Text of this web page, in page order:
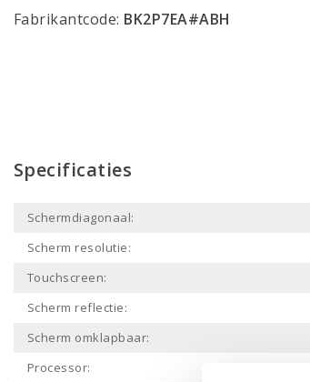
Fabrikantcode: BK2P7EA#ABH
Specificaties
Schermdiagonaal:
Scherm resolutie:
Touchscreen:
Scherm reflectie:
Scherm omklapbaar:
Processor: